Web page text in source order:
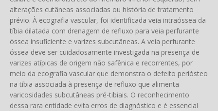
alterações cutâneas associadas ou história de tratamento
prévio. À ecografia vascular, foi identificada veia intraóssea da
tíbia dilatada com drenagem de refluxo para veia perfurante
óssea insuficiente e varizes subcutâneas. A veia perfurante
óssea deve ser cuidadosamente investigada na presença de
varizes atípicas de origem não safênica e recorrentes, por
meio da ecografia vascular que demonstra o defeito periósteo
na tíbia associada à presença de refluxo que alimenta
varicosidades subcutâneas pré-tibiais. O reconhecimento
dessa rara entidade evita erros de diagnóstico e é essencial